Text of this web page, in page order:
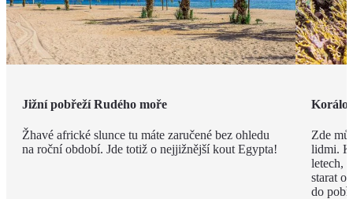
Jižní pobřeží Rudého moře
Žhavé africké slunce tu máte zaručené bez ohledu
na roční období. Jde totiž o nejjižnější kout Egypta!
Zde
lidmi. K
letech,
starat o
do